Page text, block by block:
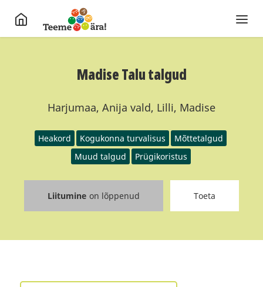
Madise Talu talgud
Harjumaa, Anija vald, Lilli, Madise
Heakord Kogukonna turvalisus
Mõttetalgud
Muud talgud
Prügikoristus
Liitumine on lõppenud Toeta